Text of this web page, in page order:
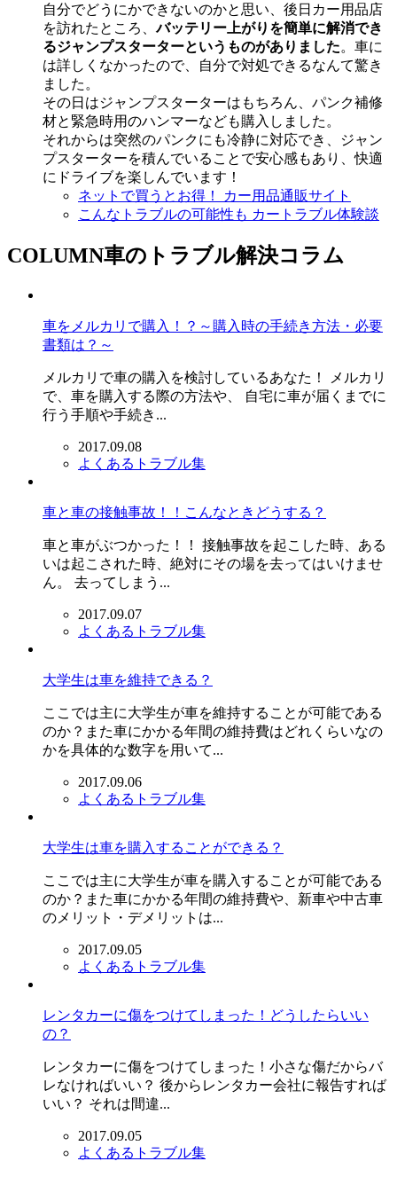
自分でどうにかできないのかと思い、後日カー用品店
を訪れたところ、バッテリー上がりを簡単に解消でき
るジャンプスターターというものがありました。車に
は詳しくなかったので、自分で対処できるなんて驚き
ました。
その日はジャンプスターターはもちろん、パンク補修
材と緊急時用のハンマーなども購入しました。
それからは突然のパンクにも冷静に対応でき、ジャン
プスターターを積んでいることで安心感もあり、快適
にドライブを楽しんでいます！
ネットで買うとお得！
カー用品通販サイト
こんなトラブルの可能性も カートラブル体験談
COLUMN車のトラブル解決コラム
車をメルカリで購入！？～購入時の手続き方法・必要
書類は？～
メルカリで車の購入を検討しているあなた！ メルカリ
で、車を購入する際の方法や、 自宅に車が届くまでに
行う手順や手続き...
2017.09.08
よくあるトラブル集
車と車の接触事故！！こんなときどうする？
車と車がぶつかった！！ 接触事故を起こした時、ある
いは起こされた時、絶対にその場を去ってはいけませ
ん。 去ってしまう...
2017.09.07
よくあるトラブル集
大学生は車を維持できる？
ここでは主に大学生が車を維持することが可能である
のか？また車にかかる年間の維持費はどれくらいなの
かを具体的な数字を用いて...
2017.09.06
よくあるトラブル集
大学生は車を購入することができる？
ここでは主に大学生が車を購入することが可能である
のか？また車にかかる年間の維持費や、新車や中古車
のメリット・デメリットは...
2017.09.05
よくあるトラブル集
レンタカーに傷をつけてしまった！どうしたらいい
の？
レンタカーに傷をつけてしまった！小さな傷だからバ
レなければいい？ 後からレンタカー会社に報告すれば
いい？ それは間違...
2017.09.05
よくあるトラブル集